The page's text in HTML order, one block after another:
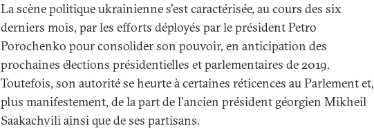
La scène politique ukrainienne s'est caractérisée, au cours des six
derniers mois, par les efforts déployés par le président Petro
Porochenko pour consolider son pouvoir, en anticipation des
prochaines élections présidentielles et parlementaires de 2019.
Toutefois, son autorité se heurte à certaines réticences au Parlement et,
plus manifestement, de la part de l'ancien président géorgien Mikheil
Saakachvili ainsi que de ses partisans.